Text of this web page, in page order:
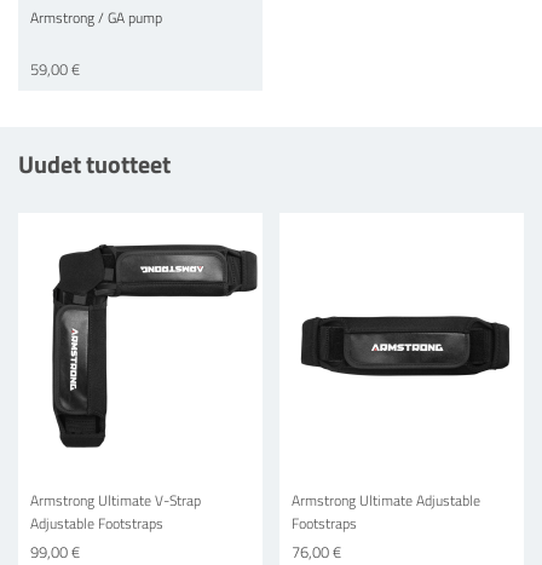
Armstrong / GA pump
59,00 €
Uudet tuotteet
Armstrong Ultimate V-Strap
Adjustable Footstraps
99,00 €
Armstrong Ultimate Adjustable
Footstraps
76,00 €